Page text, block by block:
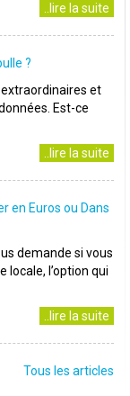
..lire la suite
?
et
Est-ce
..lire la suite
en Euros ou Dans
demande si vous
locale, l’option qui
..lire la suite
Tous les articles